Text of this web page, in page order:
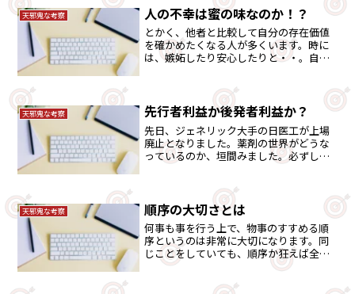
天邪鬼な考察 人の不幸は蜜の味なのか！？
とかく、他者と比較して自分の存在価値
を確かめたくなる人が多くいます。時に
は、嫉妬したり安心したりと・・。自己
天邪鬼な考察 先行者利益か後発者利益か？
先日、ジェネリック大手の日医工が上場
廃止となりました。薬剤の世界がどうな
っているのか、垣間みました。必ずしも
天邪鬼な考察 順序の大切さとは
何事も事を行う上で、物事のすすめる順
序というのは非常に大切になります。同
じことをしていても、順序か狂えば全く
違う結果になる事も多くあります。そこ